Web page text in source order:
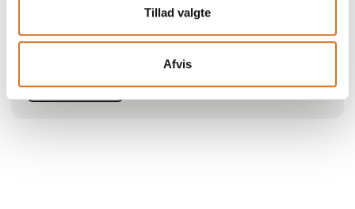
Tillad valgte
Afvis
Vi taler om det, der bare skal være der, til den rette pris og
lige når det er nødvendigt. Vi har det.
Se profil